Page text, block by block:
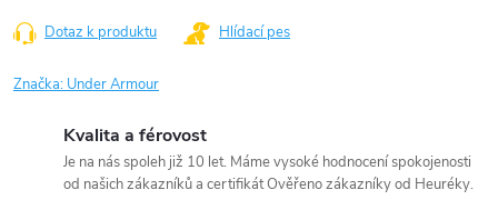
Dotaz k produktu Hlídací pes
Značka: Under Armour
Kvalita a férovost
Je na nás spoleh již 10 let. Máme vysoké hodnocení spokojenosti
od našich zákazníků a certifikát Ověřeno zákazníky od Heuréky.